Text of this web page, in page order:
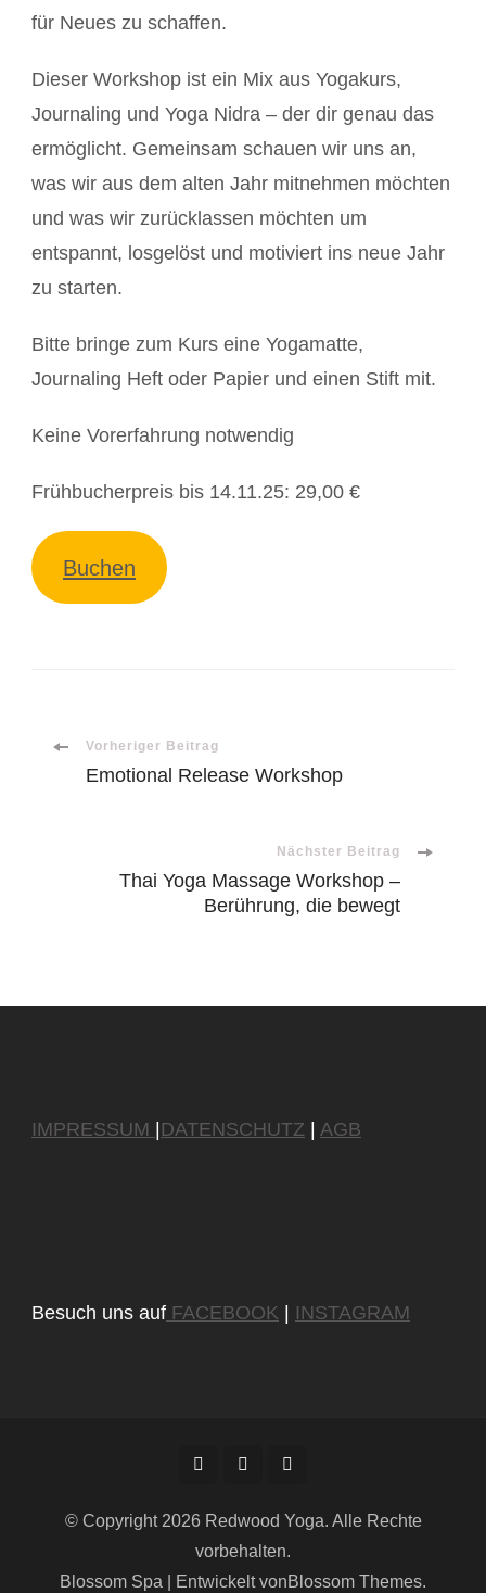
für Neues zu schaffen.
Dieser Workshop ist ein Mix aus Yogakurs,
Journaling und Yoga Nidra – der dir genau das
ermöglicht. Gemeinsam schauen wir uns an,
was wir aus dem alten Jahr mitnehmen möchten
und was wir zurücklassen möchten um
entspannt, losgelöst und motiviert ins neue Jahr
zu starten.
Bitte bringe zum Kurs eine Yogamatte,
Journaling Heft oder Papier und einen Stift mit.
Keine Vorerfahrung notwendig
Frühbucherpreis bis 14.11.25: 29,00 €
Buchen
Beitragsnavigation
Vorheriger Beitrag
Emotional Release Workshop
Nächster Beitrag
Thai Yoga Massage Workshop –
Berührung, die bewegt
IMPRESSUM DATENSCHUTZ AGB
Besuch uns auf FACEBOOK INSTAGRAM
© Copyright 2026 Redwood Yoga. Alle Rechte
vorbehalten.
Blossom Spa | Entwickelt vonBlossom Themes.